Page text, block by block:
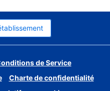
de Service
Charte de confidentialité